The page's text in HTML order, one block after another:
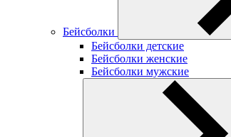
Бейсболки
Бейсболки детские
Бейсболки женские
Бейсболки мужские